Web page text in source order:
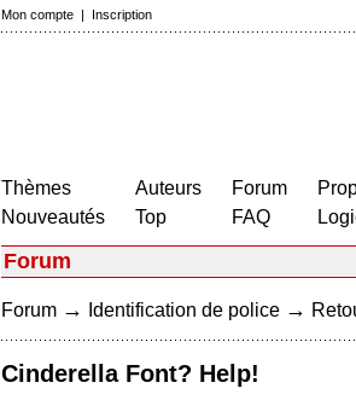
Mon compte | Inscription
Thèmes
Nouveautés
Auteurs
Top
Forum
FAQ
Forum
Forum → Identification de police →
Cinderella Font? Help!